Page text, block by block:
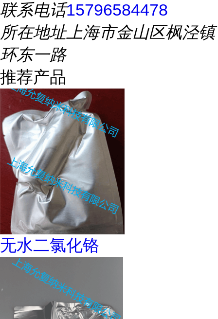
联系电话15796584478
所在地址上海市金山区枫泾镇
环东一路
推荐产品
无水二氯化铬